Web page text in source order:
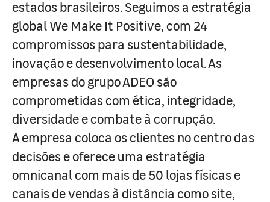
estados brasileiros. Seguimos a estratégia
global We Make It Positive, com 24
compromissos para sustentabilidade,
inovação e desenvolvimento local. As
empresas do grupo ADEO são
comprometidas com ética, integridade,
diversidade e combate à corrupção.
A empresa coloca os clientes no centro das
decisões e oferece uma estratégia
omnicanal com mais de 50 lojas físicas e
canais de vendas à distância como site,